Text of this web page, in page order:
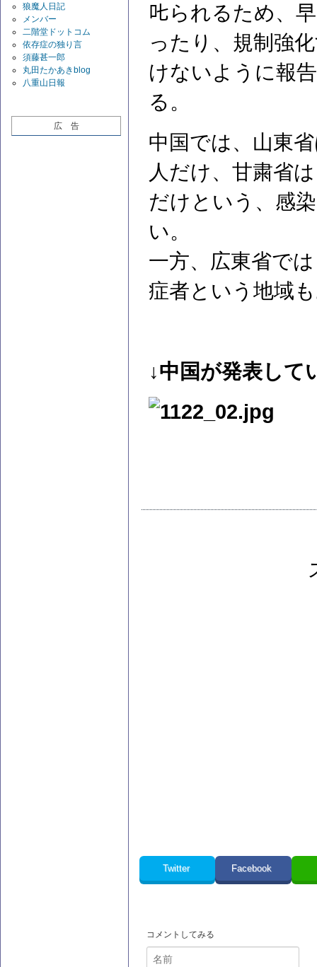
狼魔人日記
メンバー
二階堂ドットコム
依存症の独り言
須藤甚一郎
丸田たかあきblog
八重山日報
広 告
𠮟られるため、
ったり、規制強
けないように報
る。
中国では、山東
人だけ、甘粛省
だけという、感
い。
一方、広東省で
症者という地域
↓中国が発表して
Twitter Facebook
コメントしてみる